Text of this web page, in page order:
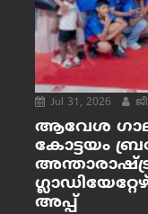
Jul 31, 2026
ആവേശ
കോട്ടയം
അപ്പ്